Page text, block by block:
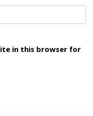
in this browser for